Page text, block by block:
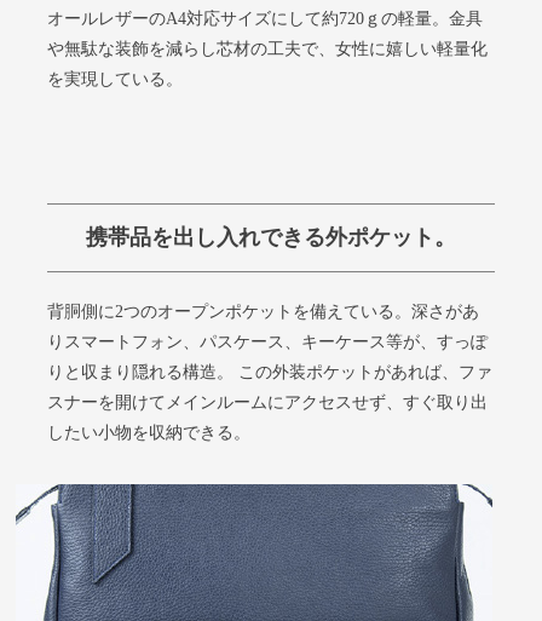
オールレザーのA4対応サイズにして約720ｇの軽量。金具
や無駄な装飾を減らし芯材の工夫で、女性に嬉しい軽量化
を実現している。
携帯品を出し入れできる外ポケット。
背胴側に2つのオープンポケットを備えている。深さがあ
りスマートフォン、パスケース、キーケース等が、すっぽ
りと収まり隠れる構造。 この外装ポケットがあれば、ファ
スナーを開けてメインルームにアクセスせず、すぐ取り出
したい小物を収納できる。